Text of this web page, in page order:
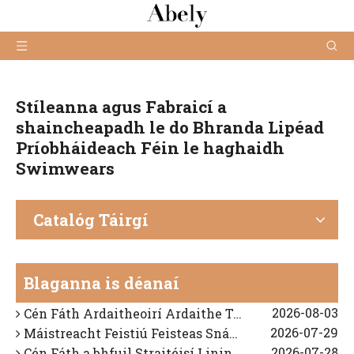
Stíleanna agus Fabraicí a
shaincheapadh le do Bhranda Lipéad
Príobháideach Féin le haghaidh
Swimwears
Catalóg Táirgí
Blaganna is déanaí
Treoir Déantúsaíochta Bikini: Teicneolaíocht Fabraic, Innealtóireacht Fit, Agus Rialú Cáilíochta OEM
Cén Fáth Ardaitheoirí Ardaithe Tosaigh Suit Snámha: Diagnóis Feistithe Saineolaithe Agus Réitigh OEM
2026-08-03
Máistreacht Feistiú Feisteas Snámha: Sciorradh Strapaí agus Tochailt Ghualainn a Réiteach
2026-07-29
Cén Fáth a bhfuil Straitéisí Lining Difriúil d’Éadaí Snámha Dorcha vs Éadrom
2026-07-28